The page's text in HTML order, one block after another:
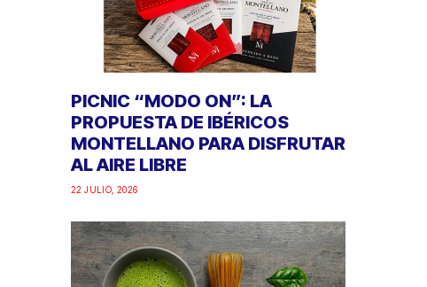
PICNIC “MODO ON”: LA
PROPUESTA DE IBÉRICOS
MONTELLANO PARA DISFRUTAR
AL AIRE LIBRE
22 JULIO, 2026